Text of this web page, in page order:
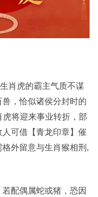
肖虎的霸主气质不谋
，恰似诸侯分封时的
将迎来事业转折，部
可借【青龙印章】催
外留意与生肖猴相刑,
配偶属蛇或猪，恐因